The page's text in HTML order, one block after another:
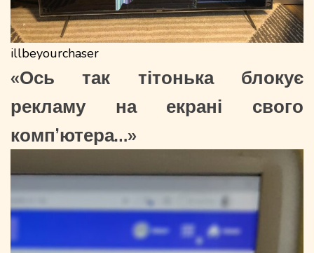
illbeyourchaser
«Ось так тітонька блокує
рекламу на екрані свого
комп’ютера…»